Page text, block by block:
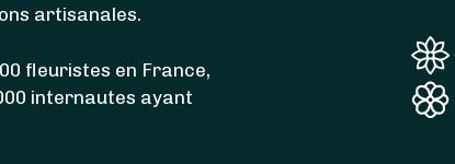
artisanales.
fleuristes en France,
internautes ayant